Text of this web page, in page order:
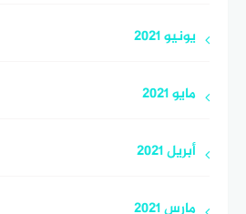
يونيو 2021
مايو 2021
أبريل 2021
مارس 2021